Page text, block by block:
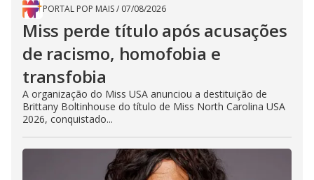
PORTAL POP MAIS/ 07/08/2026
Miss perde título após acusações
de racismo, homofobia e
transfobia
A organização do Miss USA anunciou a destituição de
Brittany Boltinhouse do título de Miss North Carolina USA
2026, conquistado...